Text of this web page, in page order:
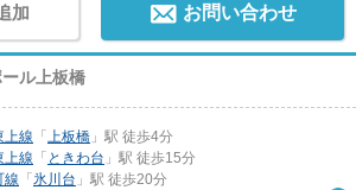
加 お問い合わせ
ル上板橋
上線 「 上板橋 」駅 徒歩4分
上線 「 ときわ台 」駅 徒歩15分
線 「 氷川台 」駅 徒歩20分